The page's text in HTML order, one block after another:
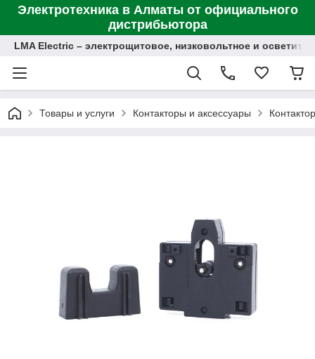
Электротехника в Алматы от официального
дистрибьютора
LMA Electric – электрощитовое, низковольтное и
Товары и услуги Контакторы и аксессуары